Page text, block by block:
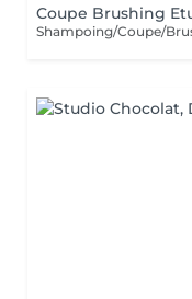
Coupe Brushing
Shampoing/Coupe/